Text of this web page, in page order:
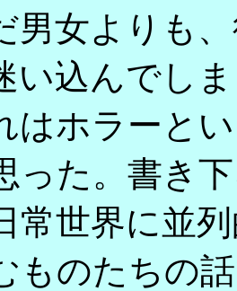
男女よりも
い込んでし
はホラーと
った。書き
常世界に並
ものたちの